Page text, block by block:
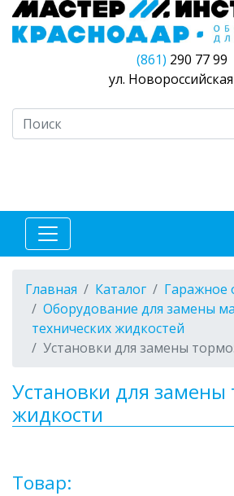
(861) 290 77 99
ул.
Главная Каталог
Гаражное
Оборудование для замены
технических жидкостей
Установки для замены
Установки для замены
жидкости
Товар: